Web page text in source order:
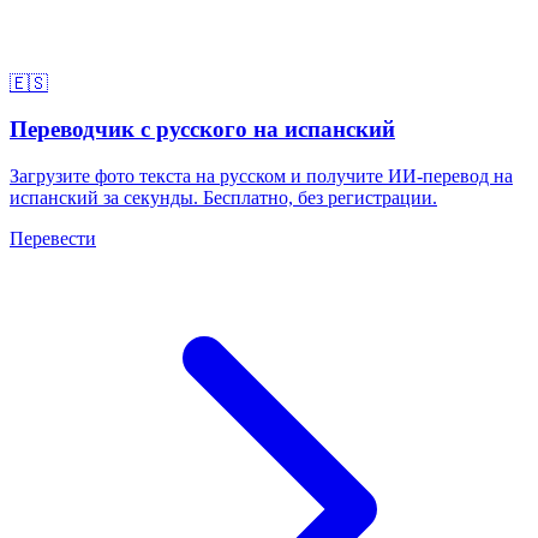
🇪🇸
Переводчик с русского на испанский
Загрузите фото текста на русском и получите ИИ-перевод на
испанский за секунды. Бесплатно, без регистрации.
Перевести